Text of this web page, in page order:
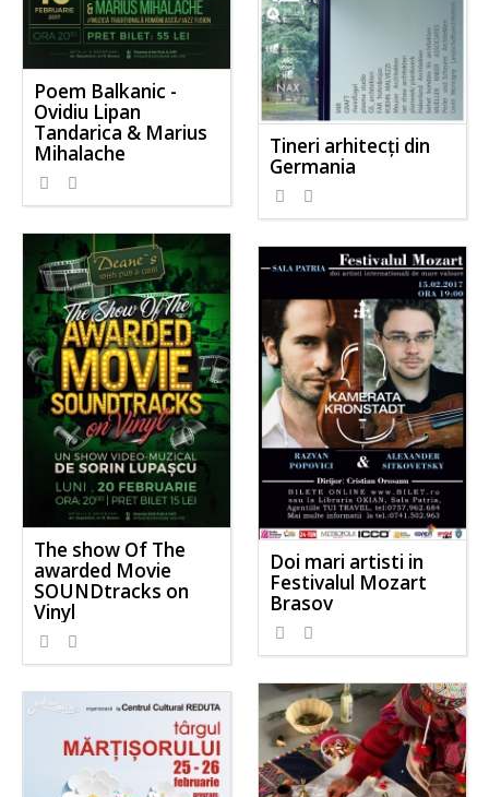
Poem Balkanic -
Ovidiu Lipan
Tandarica & Marius
Mihalache
Tineri arhitecţi din
Germania
The show Of The
awarded Movie
SOUNDtracks on
Vinyl
Doi mari artisti in
Festivalul Mozart
Brasov